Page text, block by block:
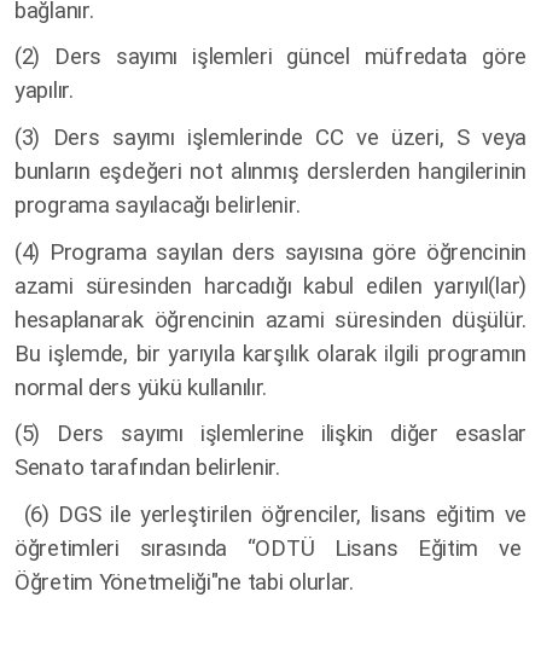
bağlanır.
(2) Ders sayımı işlemleri güncel müfredata göre
yapılır.
(3) Ders sayımı işlemlerinde CC ve üzeri, S veya
bunların eşdeğeri not alınmış derslerden hangilerinin
programa sayılacağı belirlenir.
(4) Programa sayılan ders sayısına göre öğrencinin
azami süresinden harcadığı kabul edilen yarıyıl(lar)
hesaplanarak öğrencinin azami süresinden düşülür.
Bu işlemde, bir yarıyıla karşılık olarak ilgili programın
normal ders yükü kullanılır.
(5) Ders sayımı işlemlerine ilişkin diğer esaslar
Senato tarafından belirlenir.
(6) DGS ile yerleştirilen öğrenciler, lisans eğitim ve
öğretimleri sırasında “ODTÜ Lisans Eğitim ve
Öğretim Yönetmeliği"ne tabi olurlar.